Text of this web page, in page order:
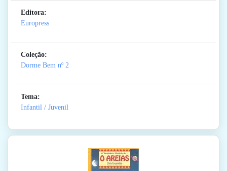
Editora:
Europress
Coleção:
Dorme Bem nº 2
Tema:
Infantil / Juvenil